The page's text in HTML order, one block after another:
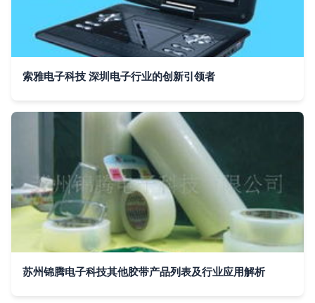
索雅电子科技 深圳电子行业的创新引领者
苏州锦腾电子科技其他胶带产品列表及行业应用解析